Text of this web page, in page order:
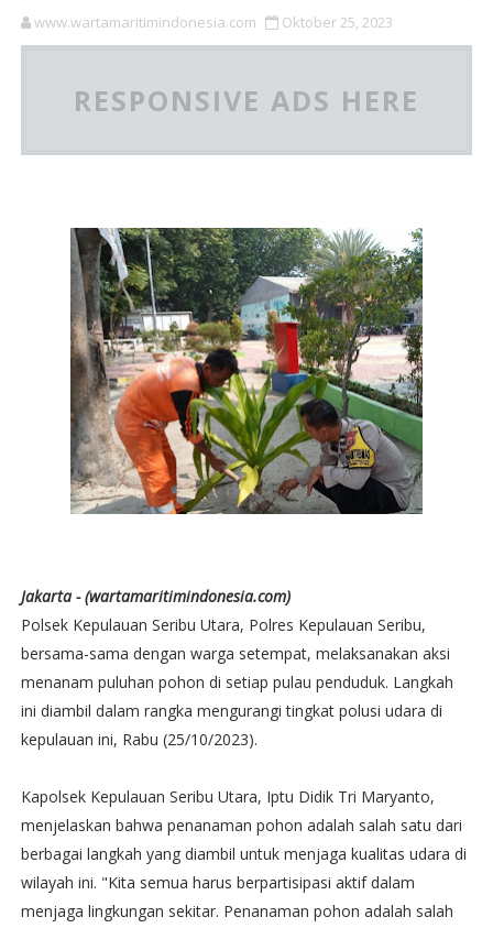
www.wartamaritimindonesia.com Oktober 25, 2023
RESPONSIVE ADS HERE
Jakarta - (wartamaritimindonesia.com)
Polsek Kepulauan Seribu Utara, Polres Kepulauan Seribu,
bersama-sama dengan warga setempat, melaksanakan aksi
menanam puluhan pohon di setiap pulau penduduk. Langkah
ini diambil dalam rangka mengurangi tingkat polusi udara di
kepulauan ini, Rabu (25/10/2023).
Kapolsek Kepulauan Seribu Utara, Iptu Didik Tri Maryanto,
menjelaskan bahwa penanaman pohon adalah salah satu dari
berbagai langkah yang diambil untuk menjaga kualitas udara di
wilayah ini. "Kita semua harus berpartisipasi aktif dalam
menjaga lingkungan sekitar. Penanaman pohon adalah salah